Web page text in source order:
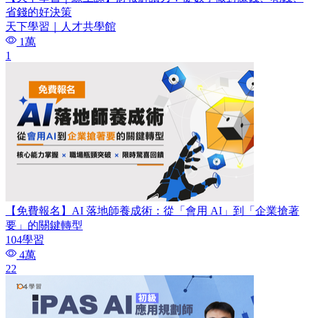
省錢的好決策
天下學習｜人才共學館
1萬
1
【免費報名】AI 落地師養成術：​從「會用 AI」到「企業搶著
要」的關鍵轉型
104學習
4萬
22